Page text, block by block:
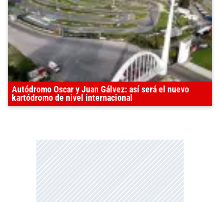
Autódromo Oscar y Juan Gálvez: así será el nuevo
kartódromo de nivel internacional